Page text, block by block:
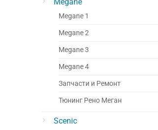
Megane 1
Megane 2
Megane 3
Megane 4
Запчасти и Ремонт
Тюнинг Рено Меган
Scenic